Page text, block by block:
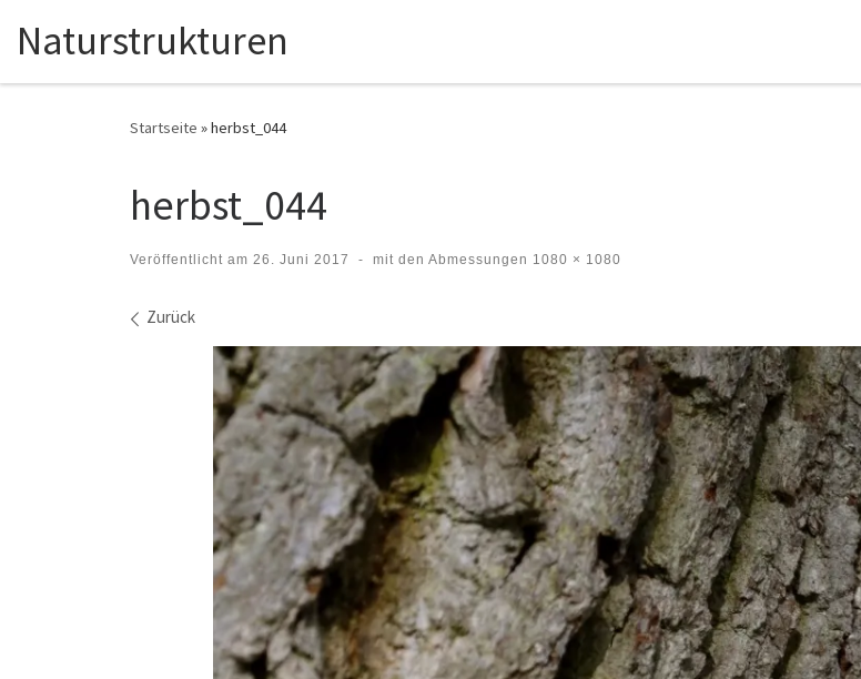
Zum Inhalt springen
Naturstrukturen
Startseite »herbst_044
herbst_044
Veröffentlicht am 26. Juni 2017 - mit den Abmessungen 1080 × 1080
Bilder Navigation
Zurück